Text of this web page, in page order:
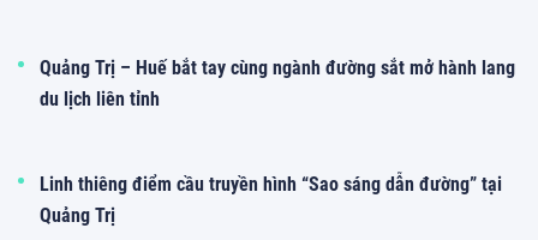
doanh nghiệp du lịch Việt Nam